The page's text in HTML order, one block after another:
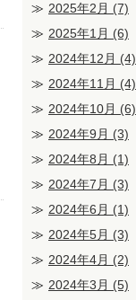
2025年2月 (7)
2025年1月 (6)
2024年12月 (4)
2024年11月 (4)
2024年10月 (6)
2024年9月 (3)
2024年8月 (1)
2024年7月 (3)
2024年6月 (1)
2024年5月 (3)
2024年4月 (2)
2024年3月 (5)